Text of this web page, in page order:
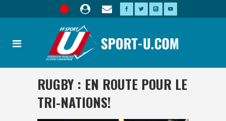
RUGBY : EN ROUTE POUR LE
TRI-NATIONS!